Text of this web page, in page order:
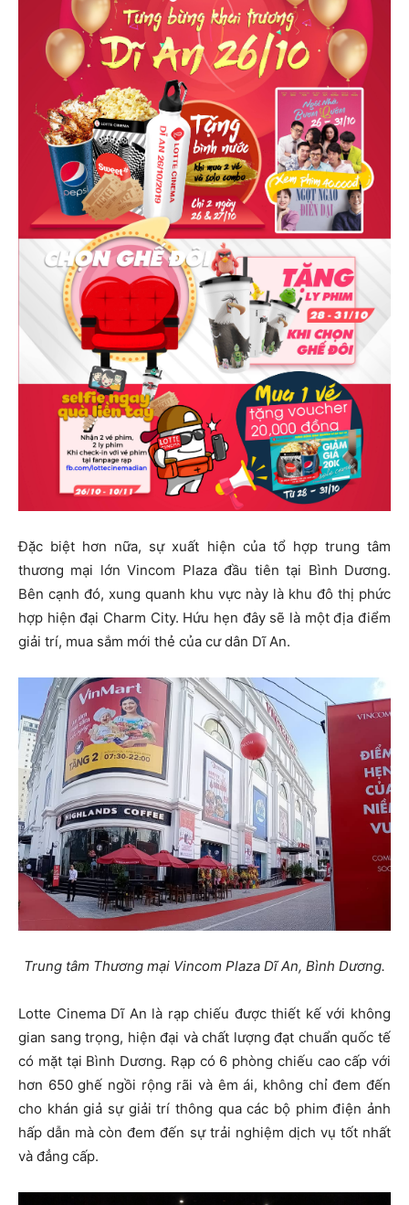
Đặc biệt hơn nữa, sự xuất hiện của tổ hợp trung tâm
thương mại lớn Vincom Plaza đầu tiên tại Bình Dương.
Bên cạnh đó, xung quanh khu vực này là khu đô thị phức
hợp hiện đại Charm City. Hứu hẹn đây sẽ là một địa điểm
giải trí, mua sắm mới thẻ của cư dân Dĩ An.
Trung tâm Thương mại Vincom Plaza Dĩ An, Bình Dương.
Lotte Cinema Dĩ An là rạp chiếu được thiết kế với không
gian sang trọng, hiện đại và chất lượng đạt chuẩn quốc tế
có mặt tại Bình Dương. Rạp có 6 phòng chiếu cao cấp với
hơn 650 ghế ngồi rộng rãi và êm ái, không chỉ đem đến
cho khán giả sự giải trí thông qua các bộ phim điện ảnh
hấp dẫn mà còn đem đến sự trải nghiệm dịch vụ tốt nhất
và đẳng cấp.